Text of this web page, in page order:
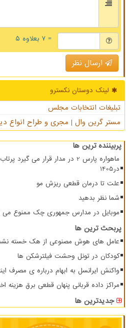
= ۷ بعلاوه ۵
ارسال نظر
لینک دوستان نكسترو
تبلیغات انتخابات مجلس
مستر گرین وال | مجری و طراح انواع
پربیننده ترین ها
ماهواره پارس 2 در مدار قرار می
در1405
علت تا درمان قطعی ریزش مو
شما نظر بدهید
موبایل در مدارس جمهوری چک ممنوع می
پربحث ترین ها
عامل های هوش مصنوعی از هک خسته
کودکان در تونل وحشت فیلترشکن ها
واکنش ایرانسل به ابهام درباره ی مصرف
مراکز داده قربانی پنهان قطعی برق هزینه
جدیدترین ها